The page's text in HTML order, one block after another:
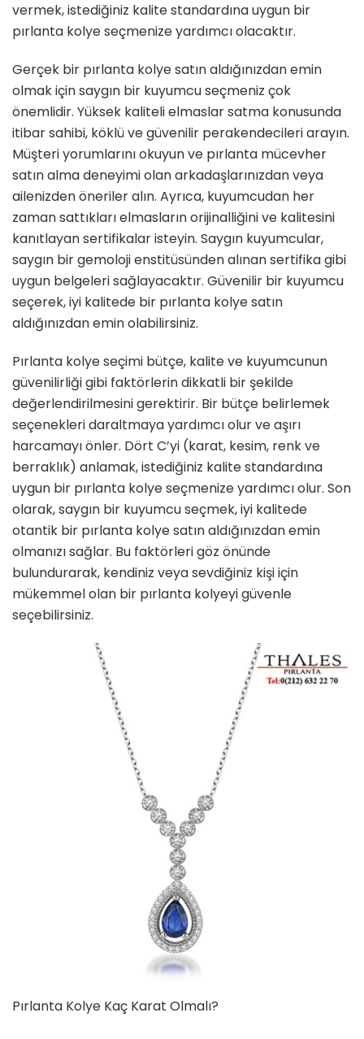
vermek, istediğiniz kalite standardına uygun bir
pırlanta kolye seçmenize yardımcı olacaktır.
Gerçek bir pırlanta kolye satın aldığınızdan emin
olmak için saygın bir kuyumcu seçmeniz çok
önemlidir. Yüksek kaliteli elmaslar satma konusunda
itibar sahibi, köklü ve güvenilir perakendecileri arayın.
Müşteri yorumlarını okuyun ve pırlanta mücevher
satın alma deneyimi olan arkadaşlarınızdan veya
ailenizden öneriler alın. Ayrıca, kuyumcudan her
zaman sattıkları elmasların orijinalliğini ve kalitesini
kanıtlayan sertifikalar isteyin. Saygın kuyumcular,
saygın bir gemoloji enstitüsünden alınan sertifika gibi
uygun belgeleri sağlayacaktır. Güvenilir bir kuyumcu
seçerek, iyi kalitede bir pırlanta kolye satın
aldığınızdan emin olabilirsiniz.
Pırlanta kolye seçimi bütçe, kalite ve kuyumcunun
güvenilirliği gibi faktörlerin dikkatli bir şekilde
değerlendirilmesini gerektirir. Bir bütçe belirlemek
seçenekleri daraltmaya yardımcı olur ve aşırı
harcamayı önler. Dört C’yi (karat, kesim, renk ve
berraklık) anlamak, istediğiniz kalite standardına
uygun bir pırlanta kolye seçmenize yardımcı olur. Son
olarak, saygın bir kuyumcu seçmek, iyi kalitede
otantik bir pırlanta kolye satın aldığınızdan emin
olmanızı sağlar. Bu faktörleri göz önünde
bulundurarak, kendiniz veya sevdiğiniz kişi için
mükemmel olan bir pırlanta kolyeyi güvenle
seçebilirsiniz.
Pırlanta Kolye Kaç Karat Olmalı?